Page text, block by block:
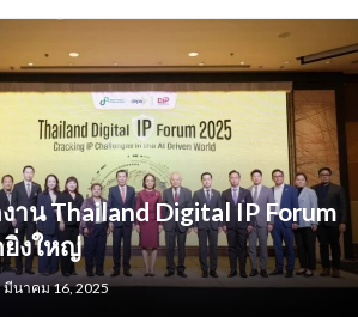
าน Thailand Digital IP Forum
งใหญ่
มีนาคม 16, 2025